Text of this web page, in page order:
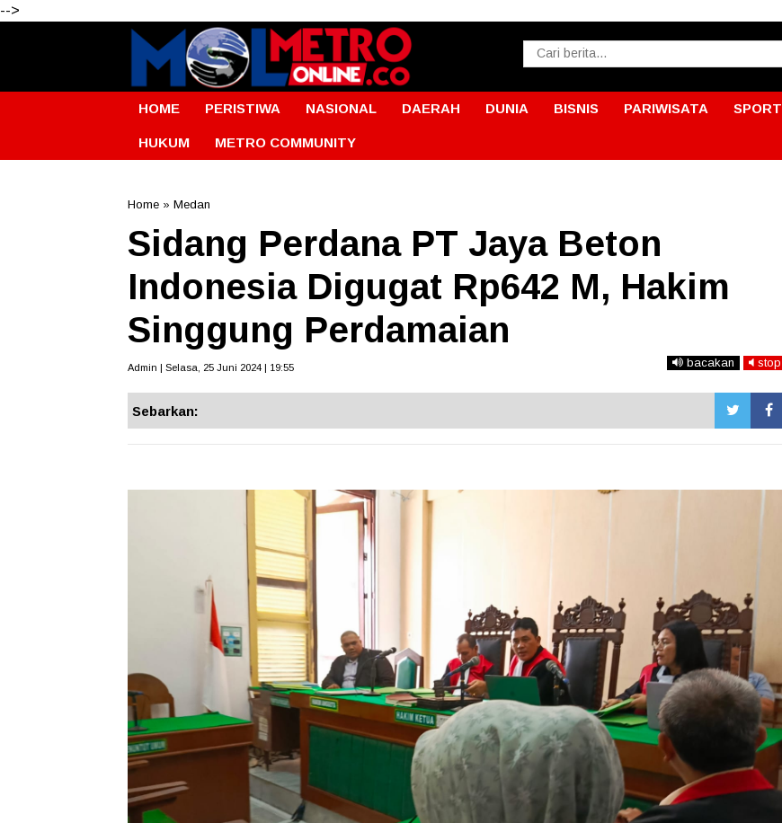
-->
HOME PERISTIWA NASIONAL DAERAH DUNIA BISNIS PARIWISATA SPORT
HUKUM METRO COMMUNITY
Home » Medan
Sidang Perdana PT Jaya Beton
Indonesia Digugat Rp642 M, Hakim
Singgung Perdamaian
Admin | Selasa, 25 Juni 2024 | 19:55 bacakan stop
Sebarkan: